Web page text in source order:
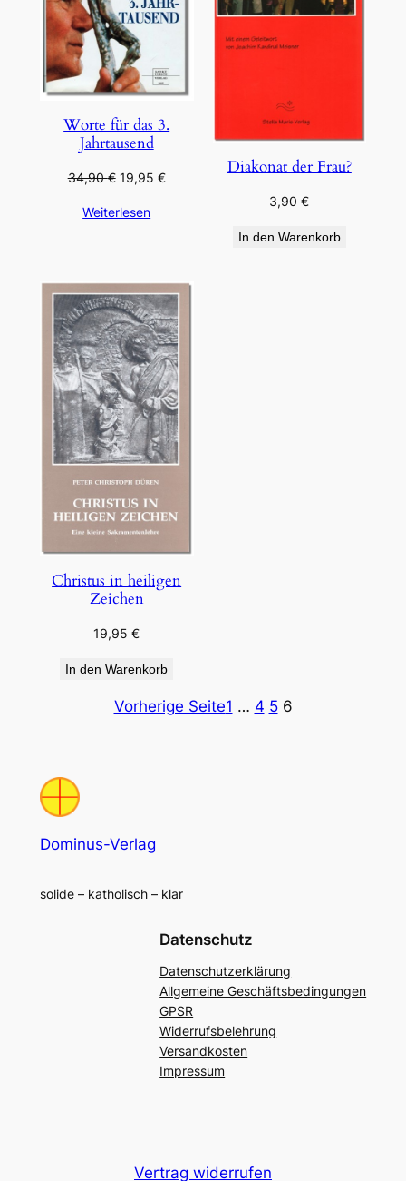
Worte für das 3.
Jahrtausend
34,90€ Ursprünglicher
war:
19,95 €Aktueller
Weiterlesen
Diakonat der Frau?
3,90€
In den Warenkorb
Christus in heiligen
Zeichen
19,95€
In den Warenkorb
Vorherige Seite1 … 4 5 6
Dominus-Verlag
solide – katholisch – klar
Datenschutz
Datenschutzerklärung
Allgemeine Geschäftsbedingungen
GPSR
Widerrufsbelehrung
Versandkosten
Impressum
Vertrag widerrufen